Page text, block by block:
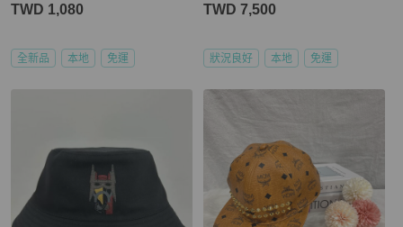
TWD 1,080
全新品 本地 免運
TWD 7,500
狀況良好 本地 免運